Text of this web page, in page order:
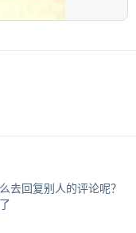
去回复别人的评论呢？